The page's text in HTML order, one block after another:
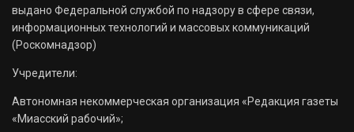
выдано Федеральной службой по надзору в сфере связи,
информационных технологий и массовых коммуникаций
(Роскомнадзор)
Учредители:
Автономная некоммерческая организация «Редакция газеты
«Миасский рабочий»;